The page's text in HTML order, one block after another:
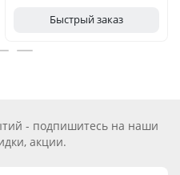
Быстрый заказ
- подпишитесь на наши
акции.